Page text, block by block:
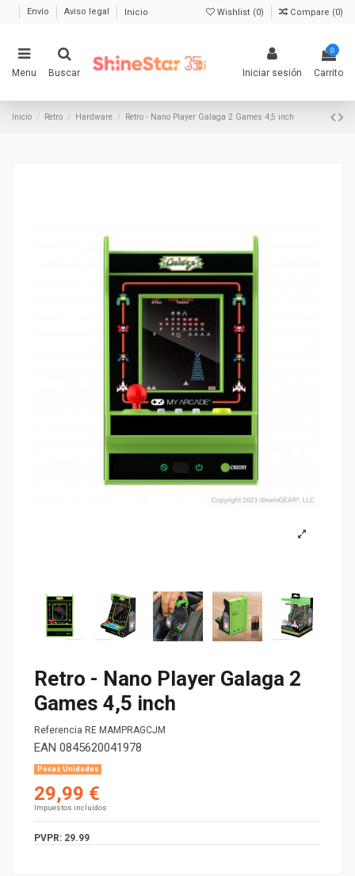
Envío Aviso legal Inicio Wishlist (0) Compare (0)
Menu Buscar Iniciar sesión
0
Carrito
Inicio Retro Hardware Retro - Nano Player Galaga 2 Games 4,5 inch
Retro - Nano Player Galaga 2
Games 4,5 inch
Referencia RE MAMPRAGCJM
EAN 0845620041978
Pocas Unidades
29,99 €
Impuestos incluidos
PVPR: 29.99